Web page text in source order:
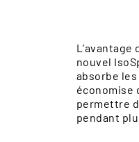
L’avantage
nouvel
absorbe
économise
permettre
pendant